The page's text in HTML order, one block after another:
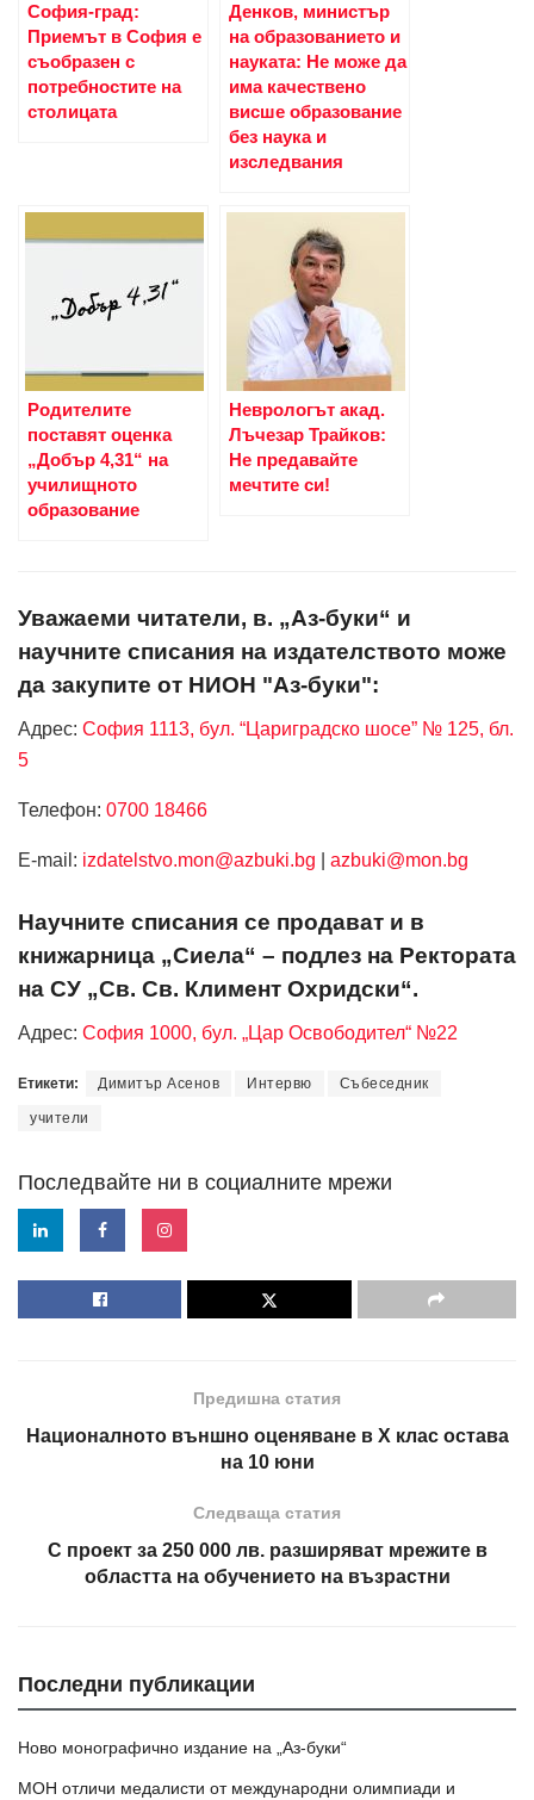
София-град:
Приемът в София е
съобразен с
потребностите на
столицата
Денков, министър
на образованието и
науката: Не може да
има качествено
висше образование
без наука и
изследвания
Родителите
поставят оценка
„Добър 4,31“ на
училищното
образование
Неврологът акад.
Лъчезар Трайков:
Не предавайте
мечтите си!
Уважаеми читатели, в. „Аз-буки“ и
научните списания на издателството може
да закупите от НИОН "Аз-буки":
Адрес: София 1113, бул. “Цариградско шосе” № 125, бл.
5
Телефон: 0700 18466
Е-mail: izdatelstvo.mon@azbuki.bg azbuki@mon.bg
Научните списания се продават и в
книжарница „Сиела“ – подлез на Ректората
на СУ „Св. Св. Климент Охридски“.
Адрес: София 1000, бул. „Цар Освободител“ №22
Етикети: Димитър Асенов Интервю Събеседник
учители
Последвайте ни в социалните мрежи
Предишна статия
Националното външно оценяване в X клас остава
на 10 юни
Следваща статия
С проект за 250 000 лв. разширяват мрежите в
областта на обучението на възрастни
Последни публикации
Ново монографично издание на „Аз-буки“
МОН отличи медалисти от международни олимпиади и